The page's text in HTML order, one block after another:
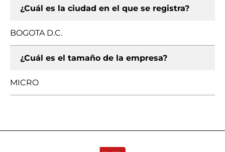
¿Cuál es la ciudad en el que se registra?
BOGOTA D.C.
¿Cuál es el tamaño de la empresa?
MICRO